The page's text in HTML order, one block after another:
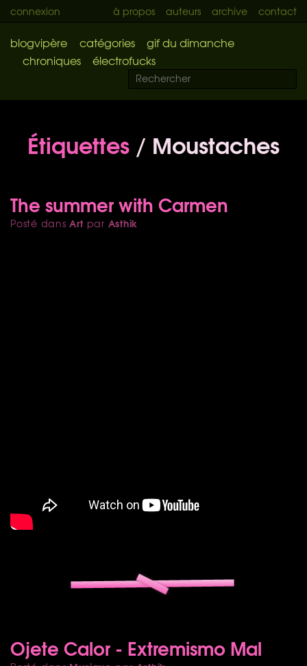
connexion à propos auteurs archive contact
blogvipère catégories
gif du dimanche
chroniques
électrofucks
Étiquettes / Moustaches
The summer with Carmen
Posté dansArt par Asthik
Ojete Calor - Extremismo Mal